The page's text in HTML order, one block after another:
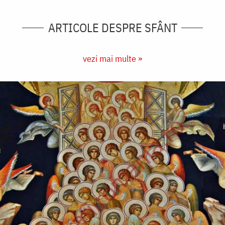
ARTICOLE DESPRE SFÂNT
vezi mai multe »